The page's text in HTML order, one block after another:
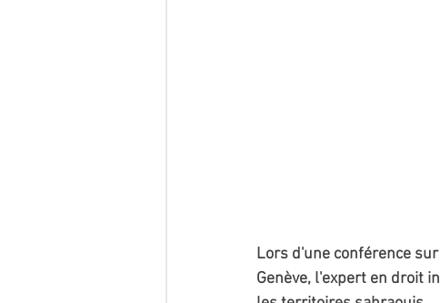
Lors d'une conférence
Genève, l'expert en droit